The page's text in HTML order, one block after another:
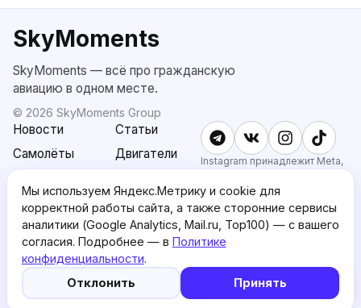
5
SkyMoments
SkyMoments — всё про гражданскую
авиацию в одном месте.
© 2026 SkyMoments Group
Новости
Статьи
Самолёты
Двигатели
AI: Altair
SkyMoments
Pro
О проекте
Пользовательское
соглашение
Политика
конфиденциальности
English version
Instagram принадлежит Meta,
признанной экстремистской и
запрещённой в РФ.
Мы используем Яндекс.Метрику и cookie для
корректной работы сайта, а также сторонние сервисы
аналитики (Google Analytics, Mail.ru, Top100) — с вашего
согласия. Подробнее — в Политике
конфиденциальности.
Отклонить
Принять